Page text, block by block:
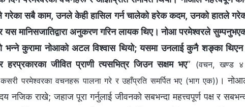
गरेका सबै काम, उनले केही हासिल गर्न चालेको हरेक कदम, उनको हातले
मानिसजातिद्वारा अनुकरण गरिन लायक थिए। नोआ परमेश्‍वरले
भन्‍ने कुरामा नोआको अटल विश्‍वास थियो; यसमा उनलाई कुनै शङ्का
हरप्रकारका जीवित प्राणी त्यसभित्र जिउन सक्षम भए” (वचन, खण्ड
परमेश्‍वरका वचनहरू पालना गरे र उहाँप्रति समर्पित भए (भाग एक)) ।
राखे; जहाज पूरा गर्नुलाई जीवनको सबभन्दा महत्त्वपूर्ण पक्ष र